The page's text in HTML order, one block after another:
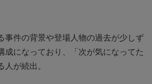
事件の背景や登場人物の過去が少しず
成になっており、「次が気になってた
人が続出。